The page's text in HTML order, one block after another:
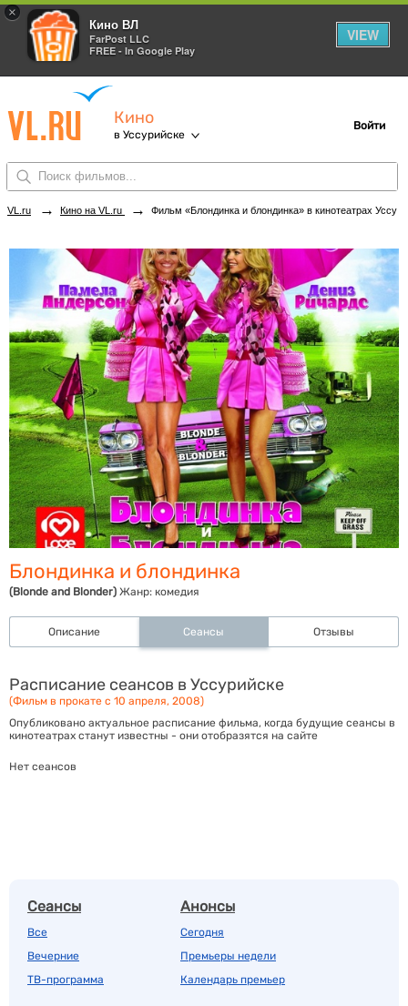
×
Кино ВЛ
FarPost LLC
FREE - In Google Play
VIEW
Кино
в Уссурийске
Войти
VL.ru → Кино на VL.ru → Фильм «Блондинка и блондинка» в кинотеатрах Уссурийска. Купить билеты!
Блондинка и блондинка
(Blonde and Blonder) Жанр: комедия
Описание Сеансы Отзывы
Расписание сеансов в Уссурийске
(Фильм в прокате с 10 апреля, 2008)
Опубликовано актуальное расписание фильма, когда будущие сеансы в
кинотеатрах станут известны - они отобразятся на сайте
Нет сеансов
Сеансы
Все
Вечерние
ТВ-программа
Анонсы
Сегодня
Премьеры недели
Календарь премьер